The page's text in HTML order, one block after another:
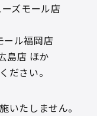
ズモール店
ール福岡店
島店 ほか
ださい。
たしません。